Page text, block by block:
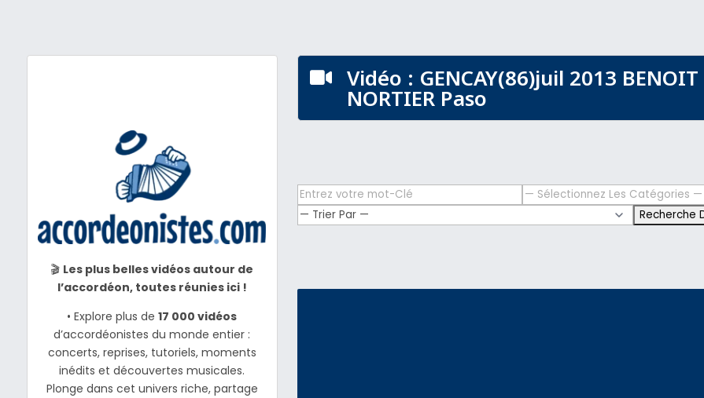
🎬 Les plus belles vidéos autour de
l’accordéon, toutes réunies ici !
• Explore plus de17 000 vidéos
d’accordéonistes du monde entier :
concerts, reprises, tutoriels, moments
inédits et découvertes musicales.
Plonge dans cet univers riche, partage
 Vidéo : GENCAY(86)juil 2013 BENOIT
NORTIER Paso